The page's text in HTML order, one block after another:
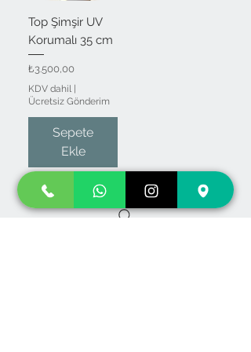
Top Şimşir UV
Korumalı 35 cm
Fiyat
₺3.500,00
KDV dahil |
Ücretsiz Gönderim
Sepete
Ekle